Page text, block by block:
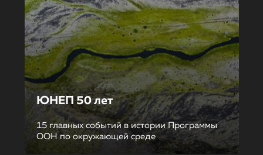
ЮНЕП 50 лет
15 главных событий в истории Программы
ООН по окружающей среде